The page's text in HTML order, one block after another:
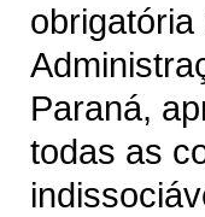
Paraná,
todas as